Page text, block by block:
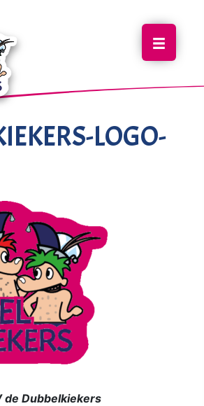
LOGO-
de Dubbelkiekers